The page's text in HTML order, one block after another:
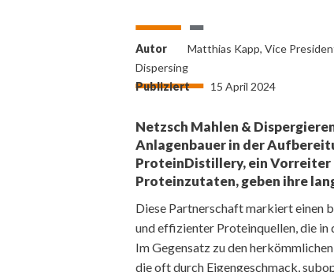
Autor
Matthias Kapp, Vice
Dispersing
Publiziert
15 April 2024
Netzsch Mahlen &
Anlagenbauer in der
ProteinDistillery, ein
Proteinzutaten, geben ihre
Diese Partnerschaft markiert einen
und effizienter Proteinquellen, die
Im Gegensatz zu den
die oft durch Eigengeschmack,